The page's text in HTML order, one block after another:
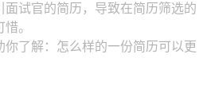
试官的简历，导致在简历筛选的
。
了解：怎么样的一份简历可以更